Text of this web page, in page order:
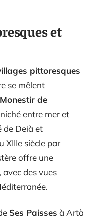
et
pittoresques
se mêlent
Monestir de
entre mer et
de Deià et
XIIIe siècle par
offre une
avec des vues
Ses Paisses à Artà